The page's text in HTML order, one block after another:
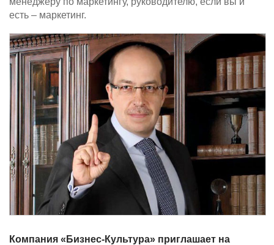
есть – маркетинг.
Компания «Бизнес-Культура» приглашает на